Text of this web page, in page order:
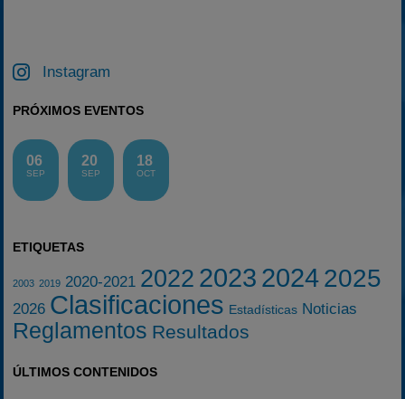
Instagram
PRÓXIMOS EVENTOS
06
SEP
20
SEP
18
OCT
ETIQUETAS
2003 2019 2020-2021 2022 2023 20242025
2026 Clasificaciones Estadísticas Noticias
Reglamentos Resultados
ÚLTIMOS CONTENIDOS